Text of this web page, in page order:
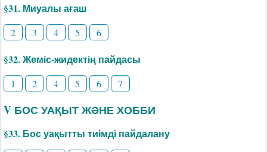
§31. Миуалы ағаш
2 3 4 5 6
§32. Жеміс-жидектің пайдасы
1 2 4 5 6 7
V БОС УАҚЫТ ЖӘНЕ ХОББИ
§33. Бос уақытты тиімді пайдалану